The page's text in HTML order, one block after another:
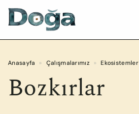
Anasayfa » Çalışmalarımız » Ekosistemler
Bozkırlar